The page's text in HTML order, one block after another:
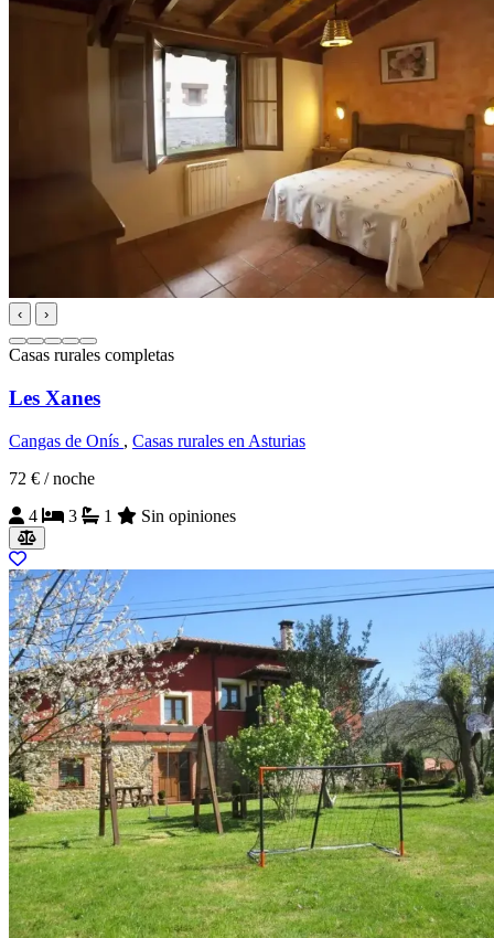
‹ ›
Casas rurales completas
Les Xanes
Cangas de Onís , Casas rurales en Asturias
72 € / noche
4
3 1 Sin opiniones